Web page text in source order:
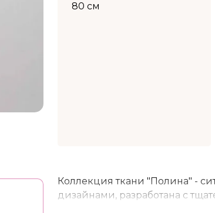
80 см
Коллекция ткани "Полина" -
дизайнами, разработана с